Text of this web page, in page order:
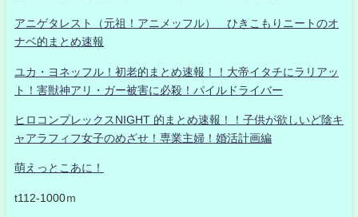
アニゲタレスト（元祖！アニメッフル） ひきこもりニートのオ
ナベ的まとめ速報
ユカ・ヨネッフル！初老的まとめ速報！！大帝イタチにラリアッ
ト！害獣神アリ・ガー被害に必殺！パイルドライバー
ヒロコンプレックスNIGHT 的まとめ速報！！子供が欲しいど陰キ
ャアラフィフ女子のめざせ！専業主婦！婚活計画編
萌えっとこあに！
t112-1000ｍ